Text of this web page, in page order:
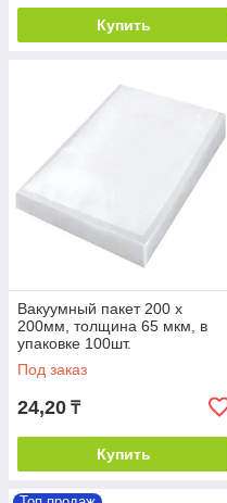
Купить
Вакуумный пакет 200 х
200мм, толщина 65 мкм, в
упаковке 100шт.
Под заказ
24,20 ₸
Купить